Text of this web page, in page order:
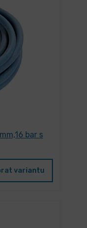
bar s
variantu